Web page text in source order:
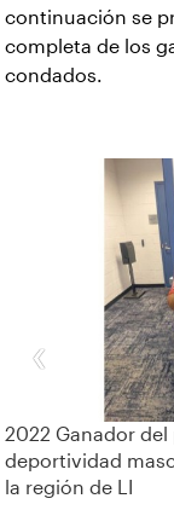
continuación se
completa de los
condados.
‹
2022 Ganador del
deportividad
la región de LI